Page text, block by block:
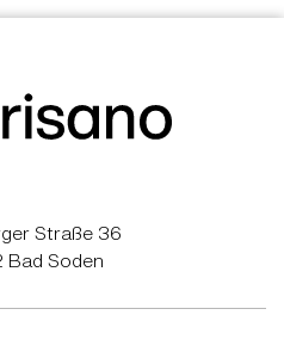
Straße 36
Bad Soden